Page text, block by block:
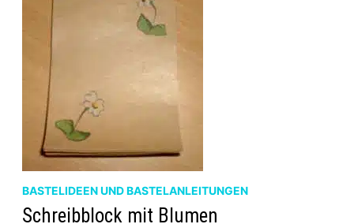
BASTELIDEEN UND BASTELANLEITUNGEN
Schreibblock mit Blumen